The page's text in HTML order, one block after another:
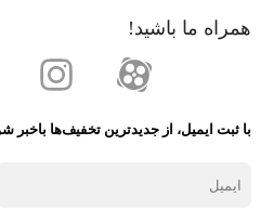
همراه ما باشید!
با ثبت ایمیل، از جدید‌ترین تخفیف‌ها با‌خبر